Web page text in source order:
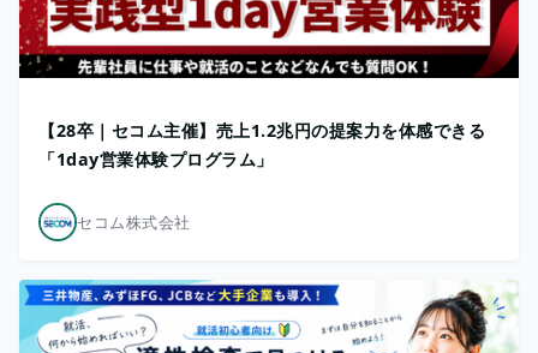
【28卒｜セコム主催】売上1.2兆円の提案力を体感できる
「1day営業体験プログラム」
セコム株式会社